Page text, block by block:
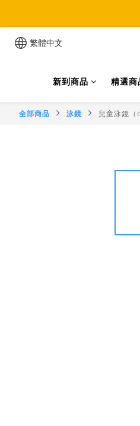
繁體中文
新到商品 精選商
全部商品 泳鏡 兒童泳鏡（